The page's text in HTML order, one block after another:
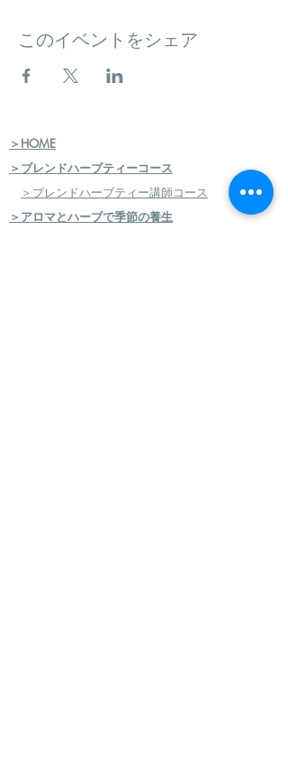
このイベントをシェア
＞HOME
＞ブレンドハーブティーコース
＞ブレンドハーブティー講師コース
＞アロマとハーブで季節の養生